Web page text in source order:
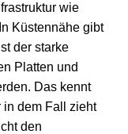
wie
Küstennähe gibt
der starke
Platten und
Das kennt
in dem Fall zieht
den